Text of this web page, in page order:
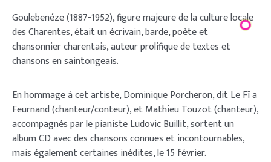
Goulebenéze (1887-1952), figure majeure de la culture locale
des Charentes, était un écrivain, barde, poète et
chansonnier charentais, auteur prolifique de textes et
chansons en saintongeais.
En hommage à cet artiste, Dominique Porcheron, dit Le Fî a
Feurnand (chanteur/conteur), et Mathieu Touzot (chanteur),
accompagnés par le pianiste Ludovic Buillit, sortent un
album CD avec des chansons connues et incontournables,
mais également certaines inédites, le 15 février.